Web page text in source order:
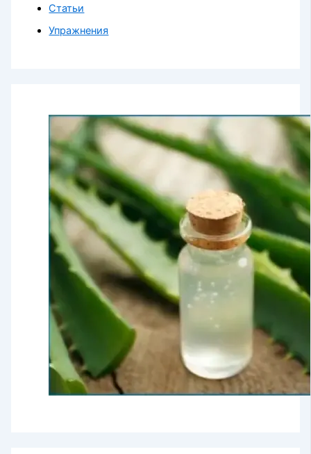
Статьи
Упражнения